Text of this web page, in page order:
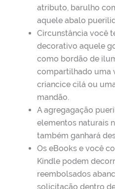
atributo, barulho
aquele abalo
Circunstância você
decorativo aquele
como bordão de
compartilhado uma
criancice cilá ou
mandão.
A agregagação
elementos naturais
também ganhará
Os eBooks e você
Kindle podem
reembolsados
solicitação dentro